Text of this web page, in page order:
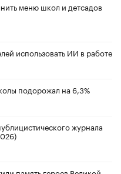
меню школ и детсадов
использовать ИИ в работе
подорожал на 6,3%
журнала